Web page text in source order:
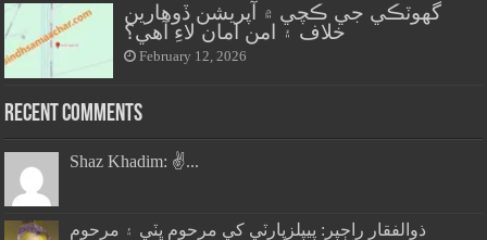
گهوٽڪي جي ڪچي ۾ آپريشن ڏوهارين
خلاف ۽ امن امان لاءِ آهي؟
February 12, 2026
Recent Comments
Shaz Khadim: ✌️...
ذوالفقار راڄپر: پيپلزپارٽي کي مرحوم ڀٽي ۽ مرحوم